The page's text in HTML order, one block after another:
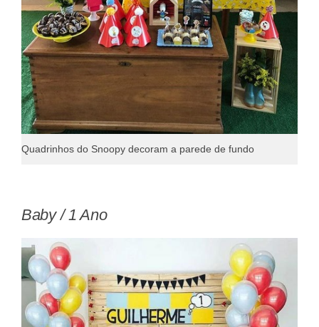
Quadrinhos do Snoopy decoram a parede de fundo
Baby / 1 Ano